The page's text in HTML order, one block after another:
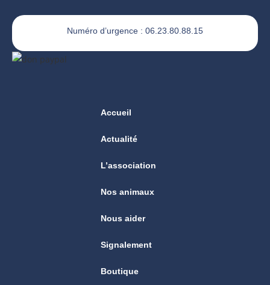
Numéro d’urgence : 06.23.80.88.15
Accueil
Actualité
L’association
Nos animaux
Nous aider
Signalement
Boutique